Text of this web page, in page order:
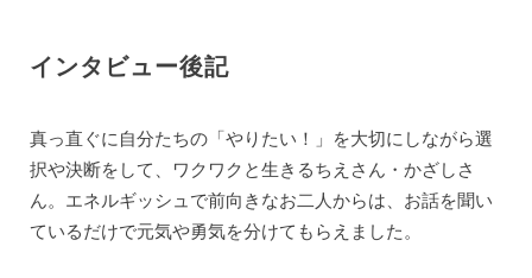
インタビュー後記
真っ直ぐに自分たちの「やりたい！」を大切にしながら選
択や決断をして、ワクワクと生きるちえさん・かざしさ
ん。エネルギッシュで前向きなお二人からは、お話を聞い
ているだけで元気や勇気を分けてもらえました。